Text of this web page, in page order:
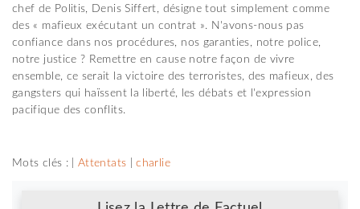
chef de Politis, Denis Siffert, désigne tout simplement comme
des « mafieux exécutant un contrat ». N'avons-nous pas
confiance dans nos procédures, nos garanties, notre police,
notre justice ? Remettre en cause notre façon de vivre
ensemble, ce serait la victoire des terroristes, des mafieux, des
gangsters qui haïssent la liberté, les débats et l'expression
pacifique des conflits.
Mots clés : |Attentats |charlie